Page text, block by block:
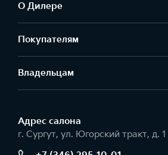
О Дилере
Покупателям
Владельцам
Адрес салонa
г. Сургут, ул. Югорский тракт, д. 1